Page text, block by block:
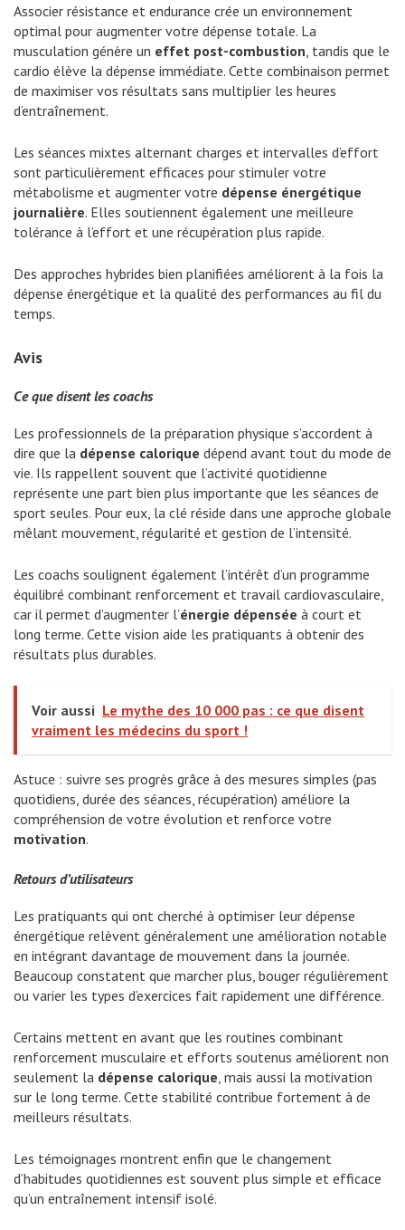
Associer résistance et endurance crée un environnement
optimal pour augmenter votre dépense totale. La
musculation génère un effet post-combustion , tandis que le
cardio élève la dépense immédiate. Cette combinaison permet
de maximiser vos résultats sans multiplier les heures
d’entraînement.
Les séances mixtes alternant charges et intervalles d’effort
sont particulièrement efficaces pour stimuler votre
métabolisme et augmenter votre dépense énergétique
journalière. Elles soutiennent également une meilleure
tolérance à l’effort et une récupération plus rapide.
Des approches hybrides bien planifiées améliorent à la fois la
dépense énergétique et la qualité des performances au fil du
temps.
Avis
Ce que disent les coachs
Les professionnels de la préparation physique s’accordent à
dire que la dépense calorique dépend avant tout du mode de
vie. Ils rappellent souvent que l’activité quotidienne
représente une part bien plus importante que les séances de
sport seules. Pour eux, la clé réside dans une approche globale
mêlant mouvement, régularité et gestion de l’intensité.
Les coachs soulignent également l’intérêt d’un programme
équilibré combinant renforcement et travail cardiovasculaire,
car il permet d’augmenter l’énergie dépensée à court et
long terme. Cette vision aide les pratiquants à obtenir des
résultats plus durables.
Voir aussi Le mythe des 10 000 pas : ce que disent
vraiment les médecins du sport !
Astuce : suivre ses progrès grâce à des mesures simples (pas
quotidiens, durée des séances, récupération) améliore la
compréhension de votre évolution et renforce votre
motivation.
Retours d’utilisateurs
Les pratiquants qui ont cherché à optimiser leur dépense
énergétique relèvent généralement une amélioration notable
en intégrant davantage de mouvement dans la journée.
Beaucoup constatent que marcher plus, bouger régulièrement
ou varier les types d’exercices fait rapidement une différence.
Certains mettent en avant que les routines combinant
renforcement musculaire et efforts soutenus améliorent non
seulement la dépense calorique , mais aussi la motivation
sur le long terme. Cette stabilité contribue fortement à de
meilleurs résultats.
Les témoignages montrent enfin que le changement
d’habitudes quotidiennes est souvent plus simple et efficace
qu’un entraînement intensif isolé.